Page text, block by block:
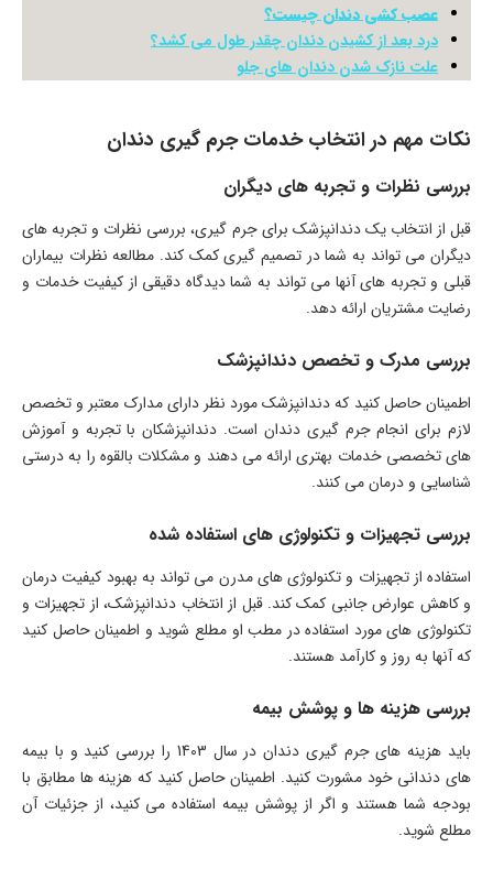
عصب کشی دندان چیست؟
درد بعد از کشیدن دندان چقدر طول می کشد؟
علت نازک شدن دندان های جلو
نکات مهم در انتخاب خدمات جرم گیری دندان
بررسی نظرات و تجربه های دیگران
قبل از انتخاب یک دندانپزشک برای جرم گیری، بررسی نظرات و تجربه های
دیگران می تواند به شما در تصمیم گیری کمک کند. مطالعه نظرات بیماران
قبلی و تجربه های آنها می تواند به شما دیدگاه دقیقی از کیفیت خدمات و
رضایت مشتریان ارائه دهد.
بررسی مدرک و تخصص دندانپزشک
اطمینان حاصل کنید که دندانپزشک مورد نظر دارای مدارک معتبر و تخصص
لازم برای انجام جرم گیری دندان است. دندانپزشکان با تجربه و آموزش
های تخصصی خدمات بهتری ارائه می دهند و مشکلات بالقوه را به درستی
شناسایی و درمان می کنند.
بررسی تجهیزات و تکنولوژی های استفاده شده
استفاده از تجهیزات و تکنولوژی های مدرن می تواند به بهبود کیفیت درمان
و کاهش عوارض جانبی کمک کند. قبل از انتخاب دندانپزشک، از تجهیزات و
تکنولوژی های مورد استفاده در مطب او مطلع شوید و اطمینان حاصل کنید
که آنها به روز و کارآمد هستند.
بررسی هزینه ها و پوشش بیمه
باید هزینه های جرم گیری دندان در سال 1403 را بررسی کنید و با بیمه
های دندانی خود مشورت کنید. اطمینان حاصل کنید که هزینه ها مطابق با
بودجه شما هستند و اگر از پوشش بیمه استفاده می کنید، از جزئیات آن
مطلع شوید.